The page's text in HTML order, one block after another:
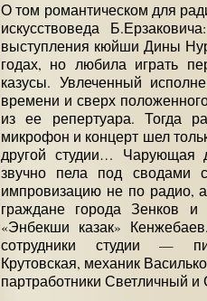
О том романтическом для
искусствоведа
выступления кюйши Дины
годах, но любила играть
казусы. Увлеченный
времени и сверх
из ее репертуара. Тогда
микрофон и концерт шел
другой студии… Чарующая
звучно пела под сводами
импровизацию не по радио,
граждане города Зенков и
«Энбекши казак»
сотрудники студии —
Крутовская, механик
партработники Светличный